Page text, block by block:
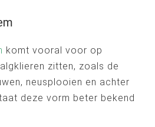
komt vooral voor op
zitten, zoals de
neusplooien en achter
deze vorm beter bekend